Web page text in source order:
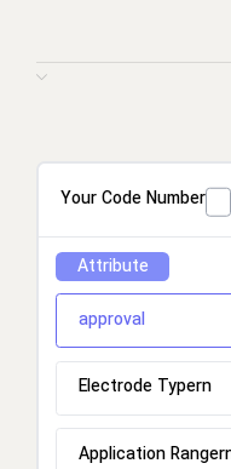
Your Code Number
Attribute
approval
Electrode Typern
Application